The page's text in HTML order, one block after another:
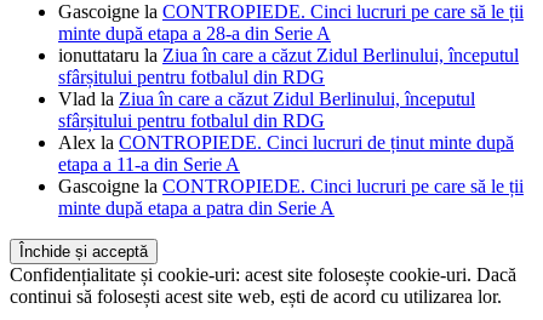
Gascoigne la CONTROPIEDE. Cinci lucruri pe care să le ții
minte după etapa a 28-a din Serie A
ionuttataru la Ziua în care a căzut Zidul Berlinului, începutul
sfârșitului pentru fotbalul din RDG
Vlad la Ziua în care a căzut Zidul Berlinului, începutul
sfârșitului pentru fotbalul din RDG
Alex la CONTROPIEDE. Cinci lucruri de ținut minte după
etapa a 11-a din Serie A
Gascoigne la CONTROPIEDE. Cinci lucruri pe care să le ții
minte după etapa a patra din Serie A
Confidențialitate și cookie-uri: acest site folosește cookie-uri. Dacă
continui să folosești acest site web, ești de acord cu utilizarea lor.